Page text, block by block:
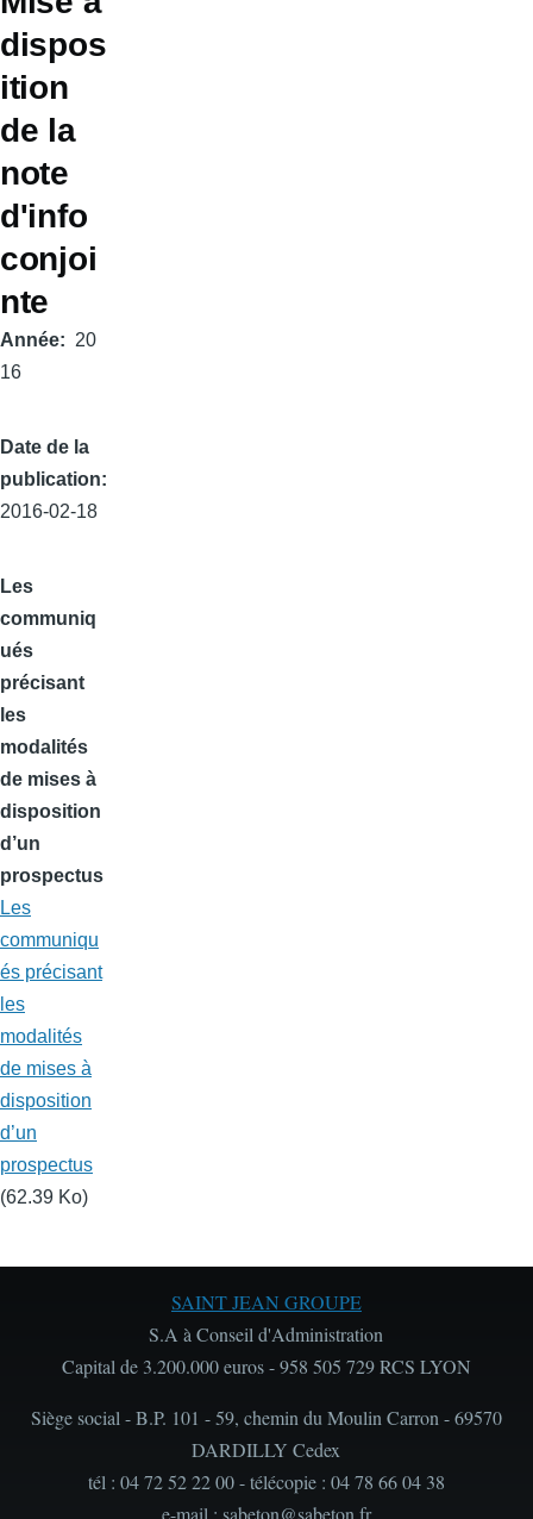
dispos
ition
de la
note
d'info
conjoi
nte
Année
20
16
Date de la
publication
2016-02-18
Les
communiq
ués
précisant
les
modalités
de mises à
disposition
d’un
prospectus
Les
communiqu
és précisant
les
modalités
de mises à
disposition
d’un
prospectus
(62.39 Ko)
SAINT JEAN GROUPE
S.A à Conseil d'Administration
Capital de 3.200.000 euros - 958 505 729 RCS LYON
Siège social - B.P. 101 - 59, chemin du Moulin Carron - 69570
DARDILLY Cedex
tél : 04 72 52 22 00 - télécopie : 04 78 66 04 38
e-mail : sabeton@sabeton.fr